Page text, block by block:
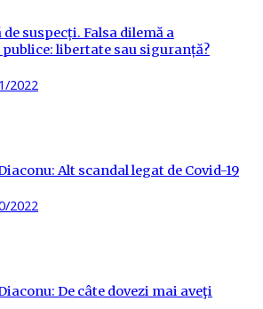
suspecți. Falsa dilemă a
libertate sau siguranță?
2022
Alt scandal legat de Covid-19
2022
De câte dovezi mai aveţi